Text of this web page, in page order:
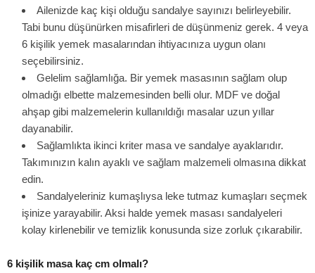
Ailenizde kaç kişi olduğu sandalye sayınızı belirleyebilir.
Tabi bunu düşünürken misafirleri de düşünmeniz gerek. 4 veya
6 kişilik yemek masalarından ihtiyacınıza uygun olanı
seçebilirsiniz.
Gelelim sağlamlığa. Bir yemek masasının sağlam olup
olmadığı elbette malzemesinden belli olur. MDF ve doğal
ahşap gibi malzemelerin kullanıldığı masalar uzun yıllar
dayanabilir.
Sağlamlıkta ikinci kriter masa ve sandalye ayaklarıdır.
Takımınızın kalın ayaklı ve sağlam malzemeli olmasına dikkat
edin.
Sandalyeleriniz kumaşlıysa leke tutmaz kumaşları seçmek
işinize yarayabilir. Aksi halde yemek masası sandalyeleri
kolay kirlenebilir ve temizlik konusunda size zorluk çıkarabilir.
6 kişilik masa kaç cm olmalı?